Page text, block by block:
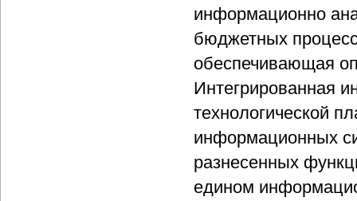
информационно
бюджетных
обеспечивающая
Интегрированная
технологической
информационных
разнесенных
едином